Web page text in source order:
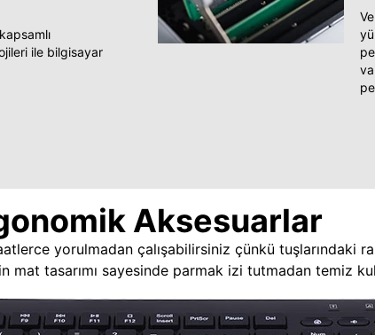
ile bilgisayar
Aksesuarlar
yorulmadan çalışabilirsiniz çünkü tuşlarındaki
mat tasarımı sayesinde parmak izi tutmadan temiz